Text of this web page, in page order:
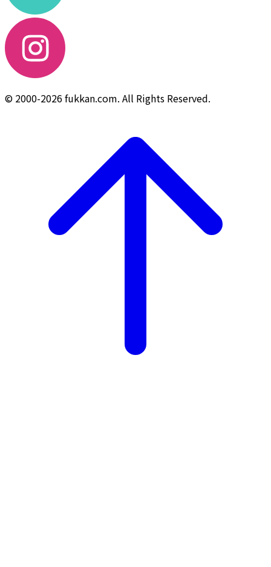
© 2000-2026 fukkan.com. All Rights Reserved.